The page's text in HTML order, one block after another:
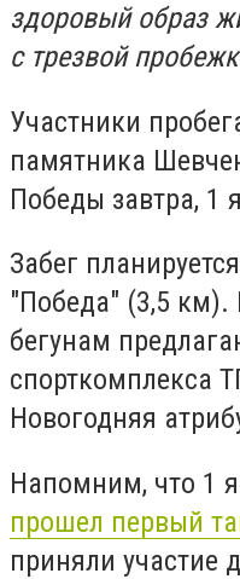
здоровый образ
с трезвой
Участники
памятника
Победы завтра, 1
Забег
"Победа" (3,5
бегунам
спорткомплекса
Новогодняя
Напомним, что 1
прошел первый
приняли участие